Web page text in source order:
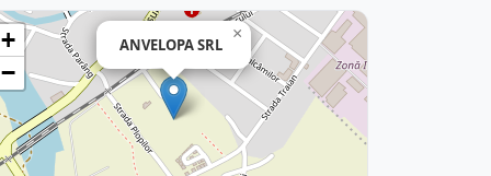
ANVELOPA SRL
×
+
−